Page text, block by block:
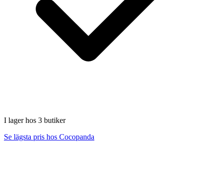
I lager hos 3 butiker
Se lägsta pris hos Cocopanda